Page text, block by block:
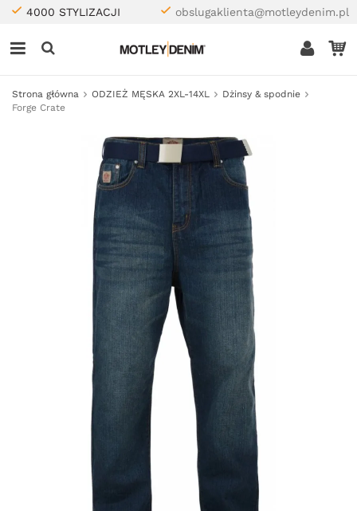
4000 STYLIZACJI obslugaklienta@motleydenim.pl
Strona główna ODZIEŻ MĘSKA 2XL-14XL
Dżinsy & spodnie
Forge Crate